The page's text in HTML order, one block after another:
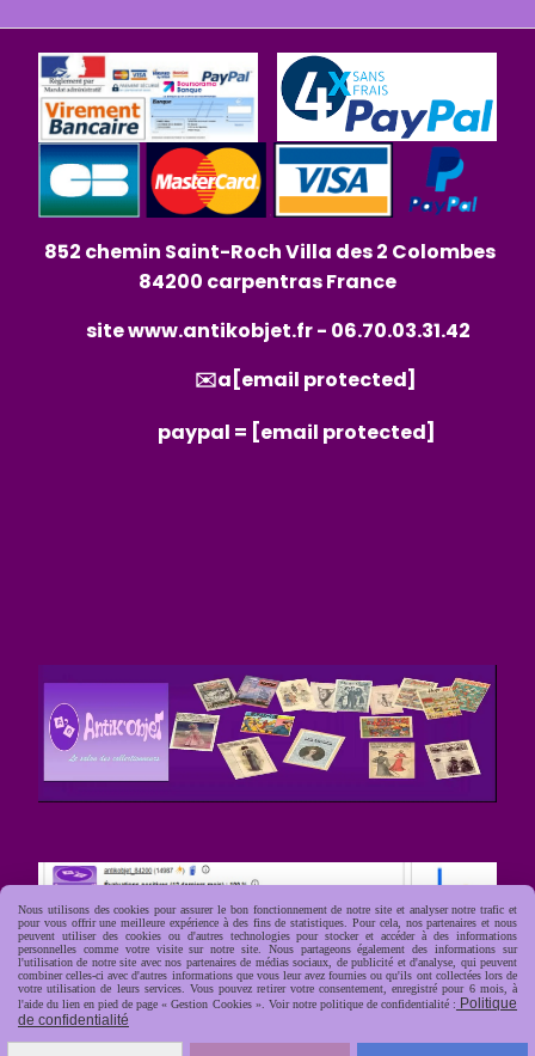
852 chemin Saint-Roch Villa des 2 Colombes
84200 carpentras France
sitewww.antikobjet.fr- 06.70.03.31.42
✉️a [email protected]
paypal = [email protected]
Nous utilisons des cookies pour assurer le bon fonctionnement de notre site et analyser notre trafic et
pour vous offrir une meilleure expérience à des fins de statistiques. Pour cela, nos partenaires et nous
peuvent utiliser des cookies ou d'autres technologies pour stocker et accéder à des informations
personnelles comme votre visite sur notre site. Nous partageons également des informations sur
l'utilisation de notre site avec nos partenaires de médias sociaux, de publicité et d'analyse, qui peuvent
combiner celles-ci avec d'autres informations que vous leur avez fournies ou qu'ils ont collectées lors de
votre utilisation de leurs services. Vous pouvez retirer votre consentement, enregistré pour 6 mois, à
l'aide du lien en pied de page « Gestion Cookies ». Voir notre politique de confidentialité : Politique
de confidentialité